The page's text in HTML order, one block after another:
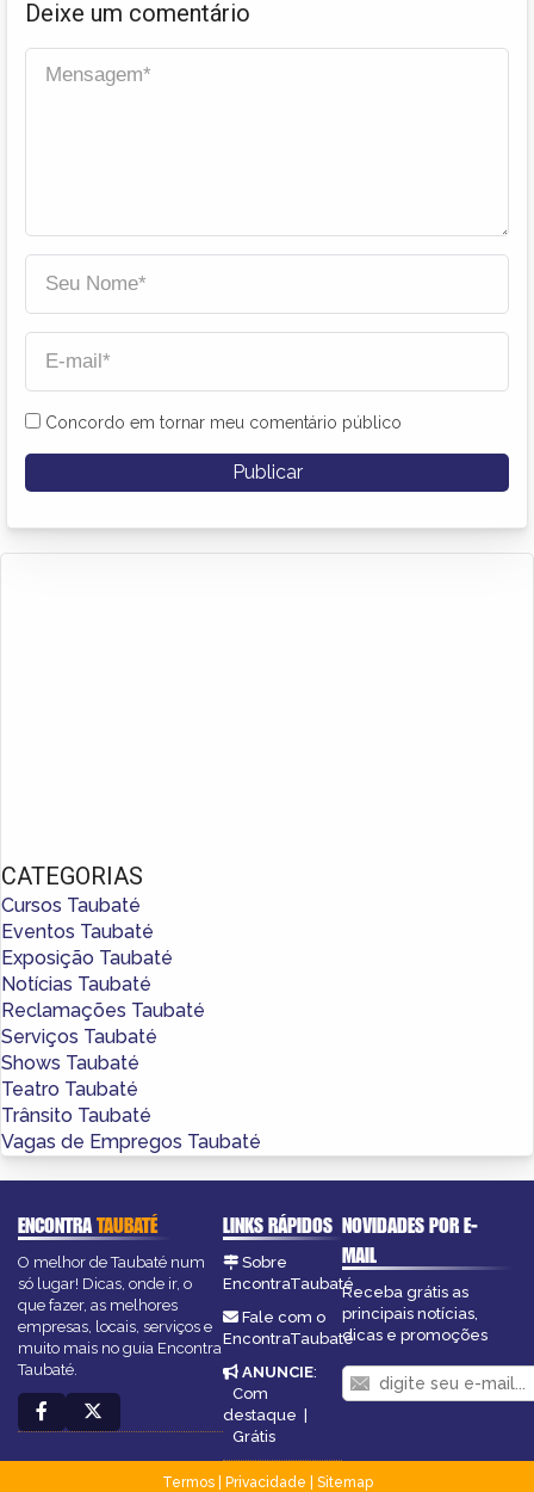
Deixe um comentário
Concordo em tornar meu comentário público
CATEGORIAS
Cursos Taubaté
Eventos Taubaté
Exposição Taubaté
Notícias Taubaté
Reclamações Taubaté
Serviços Taubaté
Shows Taubaté
Teatro Taubaté
Trânsito Taubaté
Vagas de Empregos Taubaté
ENCONTRATAUBATÉ
O melhor de Taubaté num
só lugar! Dicas, onde ir, o
que fazer, as melhores
empresas, locais, serviços e
muito mais no guia Encontra
Taubaté.
LINKS RÁPIDOS
Sobre
EncontraTaubaté
Fale com o
EncontraTaubaté
ANUNCIE:
Com
destaque
Grátis
NOVIDADES POR E-
MAIL
Receba grátis as
principais notícias,
dicas e promoções
Termos| Privacidade
Sitemap